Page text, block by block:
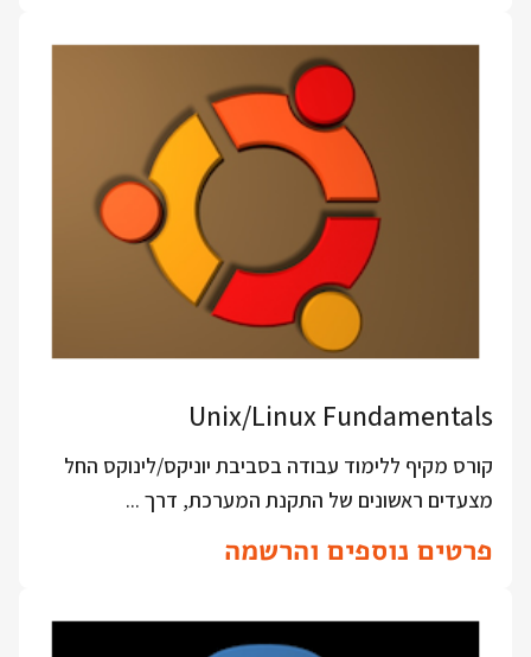
Unix/Linux Fundamentals
קורס מקיף ללימוד עבודה בסביבת יוניקס/לינוקס החל
מצעדים ראשונים של התקנת המערכת, דרך ...
פרטים נוספים והרשמה